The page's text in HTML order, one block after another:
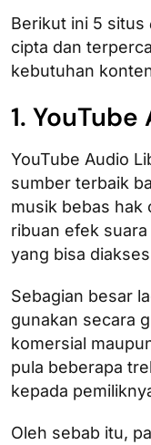
Berikut ini 5 situs
cipta dan
kebutuhan
1.
YouTube Audio
sumber terbaik
musik bebas hak
ribuan efek
yang bisa
Sebagian besar
gunakan secara
komersial
pula beberapa
kepada
Oleh sebab itu,